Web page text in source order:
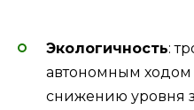
Экологичность:
автономным ходом
снижению уровня